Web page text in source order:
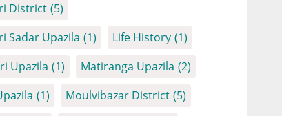
District (5)
Sadar Upazila (1) Life History (1)
Upazila (1) Matiranga Upazila (2)
(1) Moulvibazar District (5)